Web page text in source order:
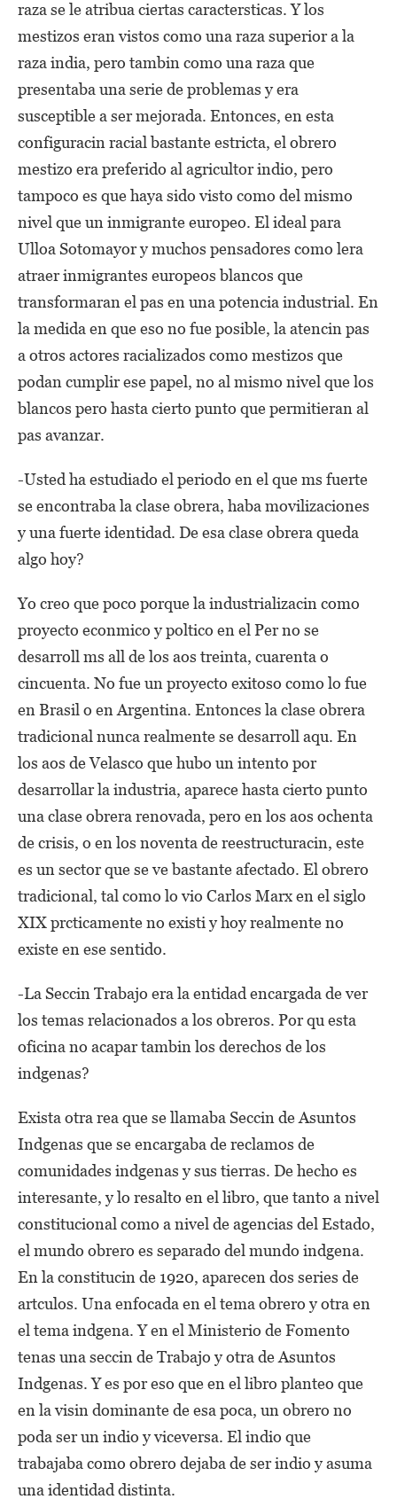
raza se le atribua ciertas caractersticas. Y los
mestizos eran vistos como una raza superior a la
raza india, pero tambin como una raza que
presentaba una serie de problemas y era
susceptible a ser mejorada. Entonces, en esta
configuracin racial bastante estricta, el obrero
mestizo era preferido al agricultor indio, pero
tampoco es que haya sido visto como del mismo
nivel que un inmigrante europeo. El ideal para
Ulloa Sotomayor y muchos pensadores como lera
atraer inmigrantes europeos blancos que
transformaran el pas en una potencia industrial. En
la medida en que eso no fue posible, la atencin pas
a otros actores racializados como mestizos que
podan cumplir ese papel, no al mismo nivel que los
blancos pero hasta cierto punto que permitieran al
pas avanzar.
-Usted ha estudiado el periodo en el que ms fuerte
se encontraba la clase obrera, haba movilizaciones
y una fuerte identidad. De esa clase obrera queda
algo hoy?
Yo creo que poco porque la industrializacin como
proyecto econmico y poltico en el Per no se
desarroll ms all de los aos treinta, cuarenta o
cincuenta. No fue un proyecto exitoso como lo fue
en Brasil o en Argentina. Entonces la clase obrera
tradicional nunca realmente se desarroll aqu. En
los aos de Velasco que hubo un intento por
desarrollar la industria, aparece hasta cierto punto
una clase obrera renovada, pero en los aos ochenta
de crisis, o en los noventa de reestructuracin, este
es un sector que se ve bastante afectado. El obrero
tradicional, tal como lo vio Carlos Marx en el siglo
XIX prcticamente no existi y hoy realmente no
existe en ese sentido.
-La Seccin Trabajo era la entidad encargada de ver
los temas relacionados a los obreros. Por qu esta
oficina no acapar tambin los derechos de los
indgenas?
Exista otra rea que se llamaba Seccin de Asuntos
Indgenas que se encargaba de reclamos de
comunidades indgenas y sus tierras. De hecho es
interesante, y lo resalto en el libro, que tanto a nivel
constitucional como a nivel de agencias del Estado,
el mundo obrero es separado del mundo indgena.
En la constitucin de 1920, aparecen dos series de
artculos. Una enfocada en el tema obrero y otra en
el tema indgena. Y en el Ministerio de Fomento
tenas una seccin de Trabajo y otra de Asuntos
Indgenas. Y es por eso que en el libro planteo que
en la visin dominante de esa poca, un obrero no
poda ser un indio y viceversa. El indio que
trabajaba como obrero dejaba de ser indio y asuma
una identidad distinta.